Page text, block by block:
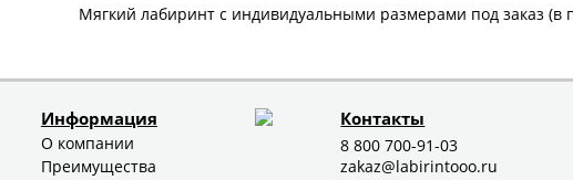
Мягкий лабиринт с индивидуальными размерами под заказ (в
Информация
О компании
Преимущества
Контакты
8 800 700-91-03
zakaz@labirintooo.ru